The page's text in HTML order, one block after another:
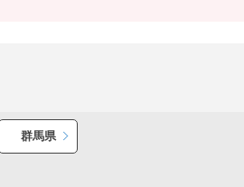
群馬県